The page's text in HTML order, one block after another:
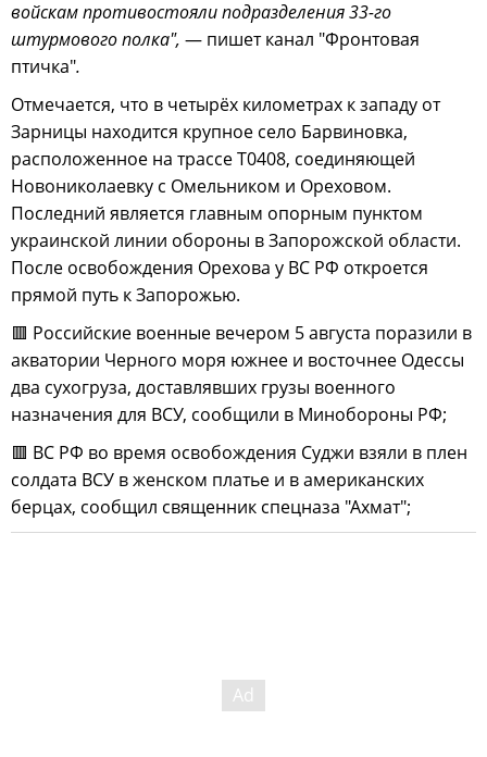
войскам противостояли подразделения 33-го
штурмового полка", — пишет канал "Фронтовая
птичка".
Отмечается, что в четырёх километрах к западу от
Зарницы находится крупное село Барвиновка,
расположенное на трассе Т0408, соединяющей
Новониколаевку с Омельником и Ореховом.
Последний является главным опорным пунктом
украинской линии обороны в Запорожской области.
После освобождения Орехова у ВС РФ откроется
прямой путь к Запорожью.
🟥 Российские военные вечером 5 августа поразили в
акватории Черного моря южнее и восточнее Одессы
два сухогруза, доставлявших грузы военного
назначения для ВСУ, сообщили в Минобороны РФ;
🟥 ВС РФ во время освобождения Суджи взяли в плен
солдата ВСУ в женском платье и в американских
берцах, сообщил священник спецназа "Ахмат";